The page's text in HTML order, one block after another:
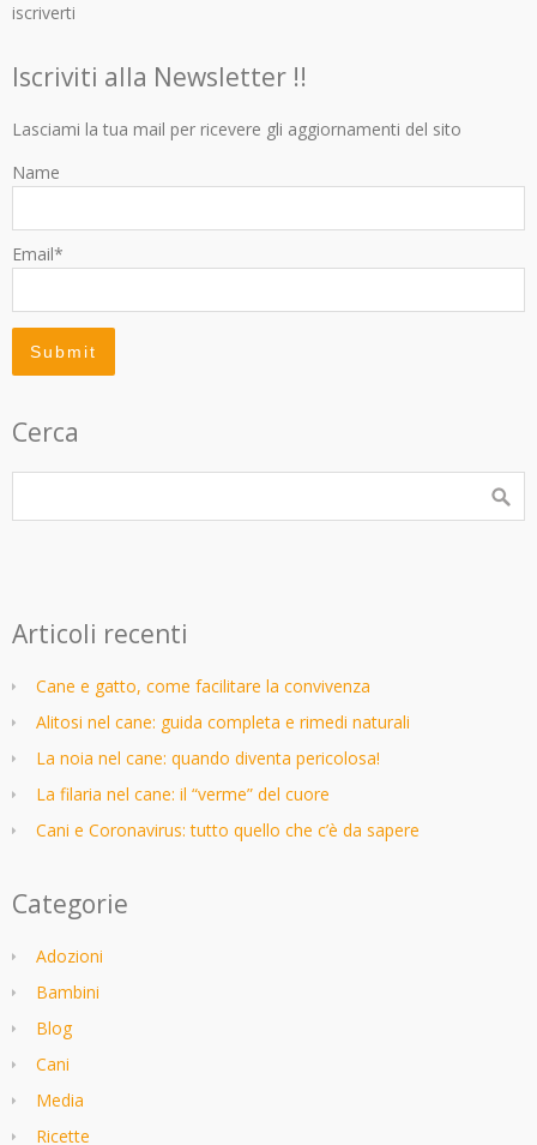
iscriverti
Iscriviti alla Newsletter !!
Lasciami la tua mail per ricevere gli aggiornamenti del sito
Name
Email*
Cerca
Articoli recenti
Cane e gatto, come facilitare la convivenza
Alitosi nel cane: guida completa e rimedi naturali
La noia nel cane: quando diventa pericolosa!
La filaria nel cane: il “verme” del cuore
Cani e Coronavirus: tutto quello che c’è da sapere
Categorie
Adozioni
Bambini
Blog
Cani
Media
Ricette